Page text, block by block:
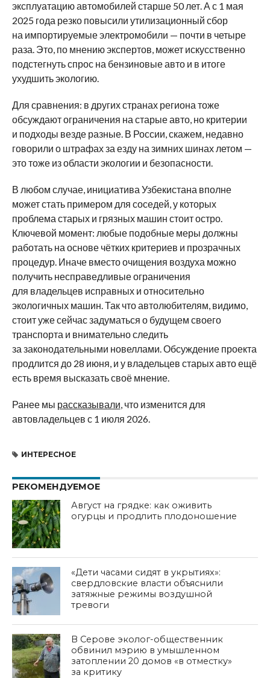
эксплуатацию автомобилей старше 50 лет. А с 1 мая
2025 года резко повысили утилизационный сбор
на импортируемые электромобили — почти в четыре
раза. Это, по мнению экспертов, может искусственно
подстегнуть спрос на бензиновые авто и в итоге
ухудшить экологию.
Для сравнения: в других странах региона тоже
обсуждают ограничения на старые авто, но критерии
и подходы везде разные. В России, скажем, недавно
говорили о штрафах за езду на зимних шинах летом —
это тоже из области экологии и безопасности.
В любом случае, инициатива Узбекистана вполне
может стать примером для соседей, у которых
проблема старых и грязных машин стоит остро.
Ключевой момент: любые подобные меры должны
работать на основе чётких критериев и прозрачных
процедур. Иначе вместо очищения воздуха можно
получить несправедливые ограничения
для владельцев исправных и относительно
экологичных машин. Так что автолюбителям, видимо,
стоит уже сейчас задуматься о будущем своего
транспорта и внимательно следить
за законодательными новеллами. Обсуждение проекта
продлится до 28 июня, и у владельцев старых авто ещё
есть время высказать своё мнение.
Ранее мы рассказывали, что изменится для
автовладельцев с 1 июля 2026.
ИНТЕРЕСНОЕ
РЕКОМЕНДУЕМОЕ
Август на грядке: как оживить
огурцы и продлить плодоношение
«Дети часами сидят в укрытиях»:
свердловские власти объяснили
затяжные режимы воздушной
тревоги
В Серове эколог-общественник
обвинил мэрию в умышленном
затоплении 20 домов «в отместку»
за критику